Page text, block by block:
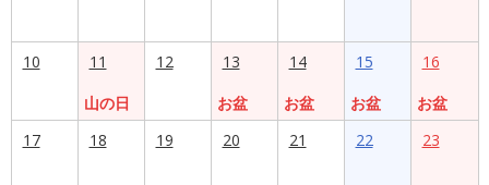
10
11
山の日
12
13
お盆
14
お盆
15
お盆
16
お盆
17
18 19 20 21 22 23